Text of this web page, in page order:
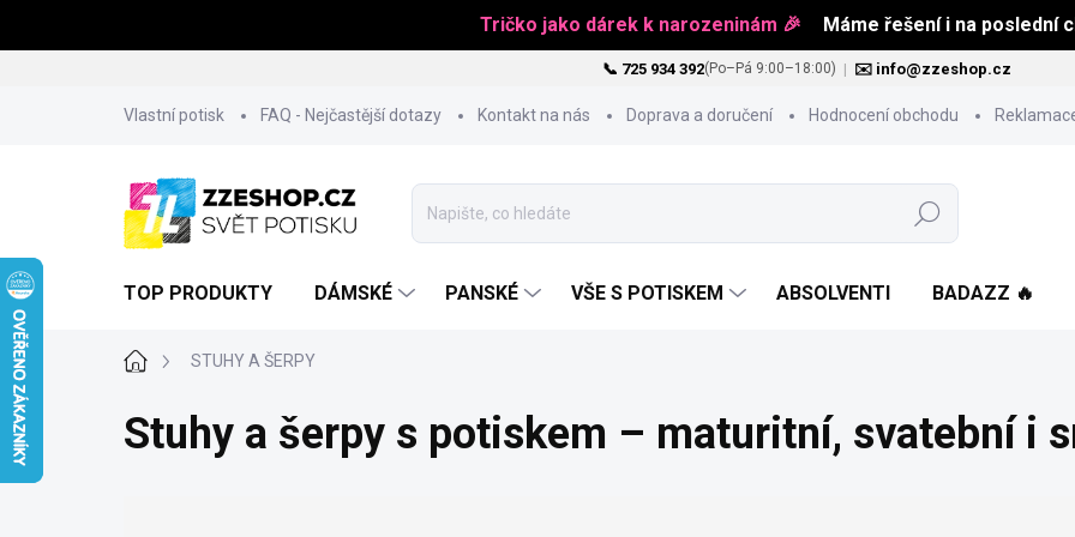
Tričko jako dárek k narozeninám 🎉 Máme řešení i na poslední
📞 725 934 392(Po–Pá 9:00–18:00) | ✉️ info@zzeshop.cz
Vlastní potisk FAQ - Nejčastější dotazy Kontakt na nás Doprava a doručení Hodnocení obchodu
Hledat
TOP PRODUKTY DÁMSKÉ PANSKÉ VŠE S POTISKEM ABSOLVENTI BADAZZ 🔥
DomůSTUHY A ŠERPY
Stuhy a šerpy s potiskem – maturitní, svatební i